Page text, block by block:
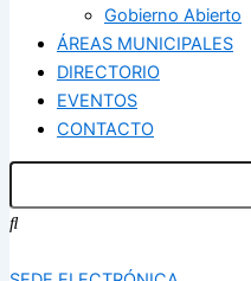
Gobierno Abierto
ÁREAS MUNICIPALES
DIRECTORIO
EVENTOS
CONTACTO